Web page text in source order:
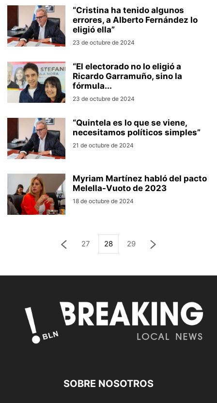
“Cristina ha tenido algunos
errores, a Alberto Fernández lo
eligió ella”
23 de octubre de 2024
“El electorado no lo eligió a
Ricardo Garramuño, sino la
fórmula...
23 de octubre de 2024
“Quintela es lo que se viene,
necesitamos políticos simples”
21 de octubre de 2024
Myriam Martínez habló del pacto
Melella-Vuoto de 2023
18 de octubre de 2024
27 28 29
SOBRE NOSOTROS